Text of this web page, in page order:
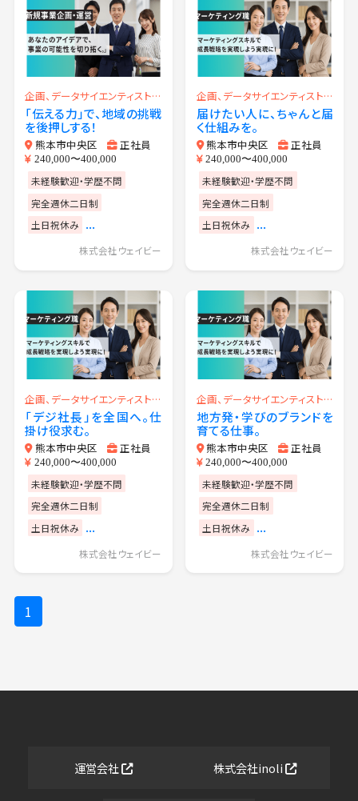
企画、データサイエンティスト、PR（広報）、マーケティング
「伝える力」で、地域の挑戦
を後押しする！
熊本市中央区 正社員
240,000〜400,000
未経験歓迎・学歴不問
完全週休二日制
土日祝休み ...
株式会社ウェイビー
企画、データサイエンティスト、PR（広報）、マーケティング
届けたい人に、ちゃんと届
く仕組みを。
熊本市中央区 正社員
240,000〜400,000
未経験歓迎・学歴不問
完全週休二日制
土日祝休み ...
株式会社ウェイビー
企画、データサイエンティスト、PR（広報）、マーケティング
「デジ社長」を全国へ。仕
掛け役求む。
熊本市中央区 正社員
240,000〜400,000
未経験歓迎・学歴不問
完全週休二日制
土日祝休み ...
株式会社ウェイビー
企画、データサイエンティスト、PR（広報）、マーケティング
地方発・学びのブランドを
育てる仕事。
熊本市中央区 正社員
240,000〜400,000
未経験歓迎・学歴不問
完全週休二日制
土日祝休み ...
株式会社ウェイビー
1
運営会社 株式会社inoli